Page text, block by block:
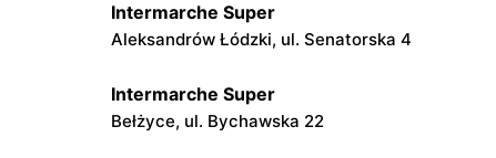
Intermarche Super
Aleksandrów Łódzki, ul. Senatorska 4
Intermarche Super
Bełżyce, ul. Bychawska 22